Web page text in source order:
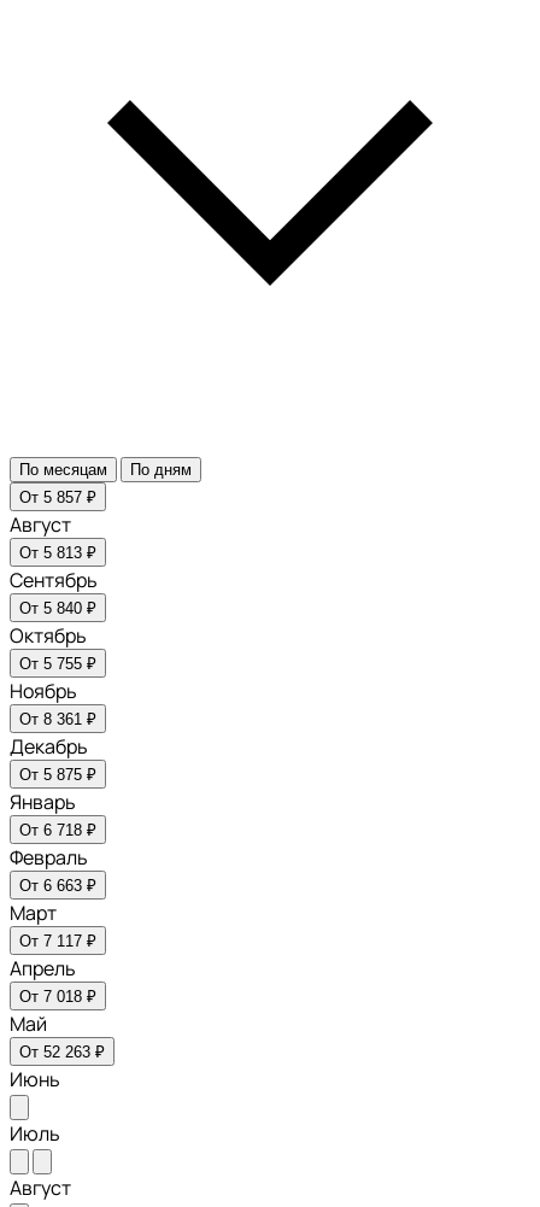
По месяцам
По дням
От 5 857 ₽
Август
От 5 813 ₽
Сентябрь
От 5 840 ₽
Октябрь
От 5 755 ₽
Ноябрь
От 8 361 ₽
Декабрь
От 5 875 ₽
Январь
От 6 718 ₽
Февраль
От 6 663 ₽
Март
От 7 117 ₽
Апрель
От 7 018 ₽
Май
От 52 263 ₽
Июнь
Июль
Август